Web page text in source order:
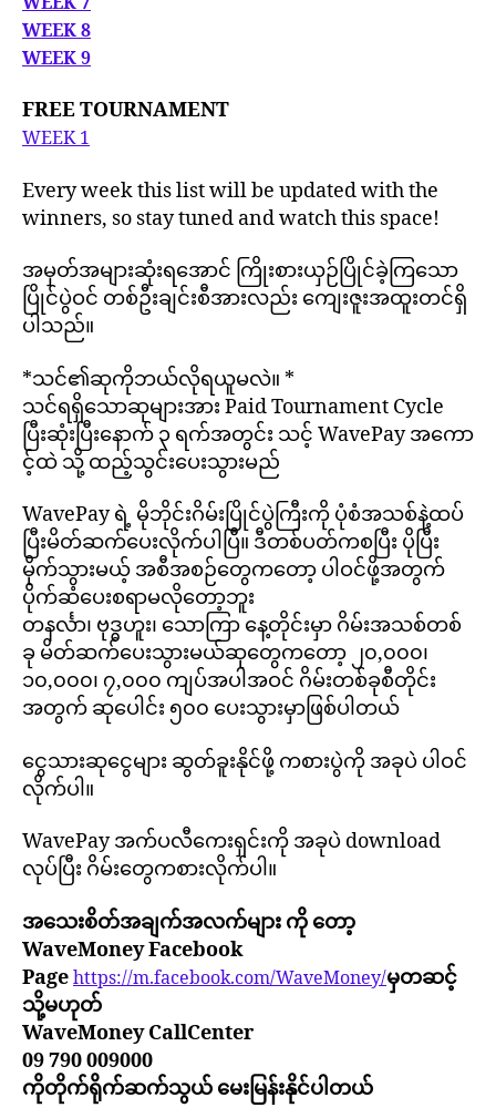
WEEK 8
WEEK 9
FREE TOURNAMENT
WEEK 1
Every week this list will be updated with the
winners, so stay tuned and watch this space!
အမှတ်အများဆုံးရအောင် ကြိုးစားယှဉ်ပြိုင်ခဲ့ကြသော
ပြိုင်ပွဲဝင် တစ်ဦးချင်းစီအားလည်း ကျေးဇူးအထူးတင်ရှိ
ပါသည်။
*သင်၏ဆုကိုဘယ်လိုရယူမလဲ။ *
သင်ရရှိသောဆုများအား Paid Tournament Cycle
ပြီးဆုံးပြီးနောက် ၃ ရက်အတွင်း သင့် WavePay အကော
င့်ထဲ သို့ ထည့်သွင်းပေးသွားမည်
WavePay ရဲ့ မိုဘိုင်းဂိမ်းပြိုင်ပွဲကြီးကို ပုံစံအသစ်နဲ့ထပ်
ပြီးမိတ်ဆက်ပေးလိုက်ပါပြီ။ ဒီတစ်ပတ်ကစပြီး ပိုပြီး
မိုက်သွားမယ့် အစီအစဉ်တွေကတော့ ပါဝင်ဖို့အတွက်
ပိုက်ဆံပေးစရာမလိုတော့ဘူး
တနင်္လာ၊ ဗုဒ္ဓဟူး၊ သောကြာ နေ့တိုင်းမှာ ဂိမ်းအသစ်တစ်
ခု မိတ်ဆက်ပေးသွားမယ်ဆုတွေကတော့ ၂၀,၀၀၀၊
၁၀,၀၀၀၊ ၇,၀၀၀ ကျပ်အပါအဝင် ဂိမ်းတစ်ခုစီတိုင်း
အတွက် ဆုပေါင်း ၅၀၀ ပေးသွားမှာဖြစ်ပါတယ်
ငွေသားဆုငွေများ ဆွတ်ခူးနိုင်ဖို့ ကစားပွဲကို အခုပဲ ပါဝင်
လိုက်ပါ။
WavePay အက်ပလီကေးရှင်းကို အခုပဲ download
လုပ်ပြီး ဂိမ်းတွေကစားလိုက်ပါ။
အသေးစိတ်အချက်အလက်များ ကို တော့
WaveMoney Facebook
Page https://m.facebook.com/WaveMoney/မှတဆင့်
သို့မဟုတ်
WaveMoney CallCenter
09 790 009000
ကိုတိုက်ရိုက်ဆက်သွယ် မေးမြန်းနိုင်ပါတယ်